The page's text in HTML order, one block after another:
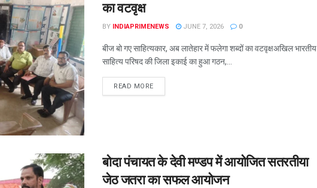
का वटवृक्ष
BY INDIAPRIMENEWS JUNE 7, 2026 0
बीज बो गए साहित्यकार, अब लातेहार में फलेगा शब्दों का वटवृक्षअखिल भारतीय
साहित्य परिषद की जिला इकाई का हुआ गठन,...
READ MORE
बोदा पंचायत के देवी मण्डप में आयोजित सतरतीया
जेठ जतरा का सफल आयोजन